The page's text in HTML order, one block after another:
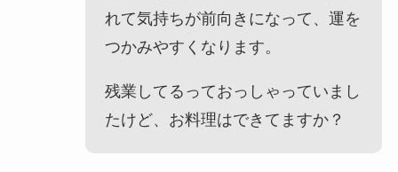
れて気持ちが前向きになって、運を
つかみやすくなります。
残業してるっておっしゃっていまし
たけど、お料理はできてますか？